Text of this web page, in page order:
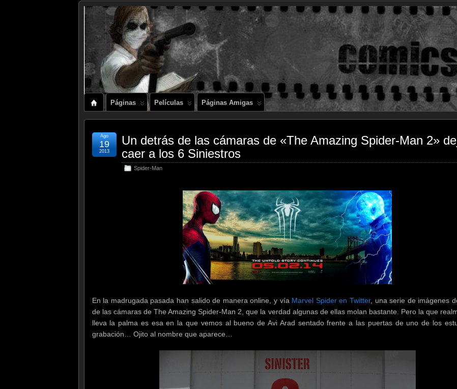
Comics en
Páginas Películas Páginas Amigas
Un detrás de las cámaras de «The Amazing Spider-Man 2»
caer a los 6 Siniestros
Spider-Man
Ago
19
2013
En la madrugada pasada han salido de manera online, y vía Marvel Spider en Twitter, una serie de imágenes
de las cámaras de The Amazing Spider-Man 2, que la verdad algunas de ellas molan bastante. Pero la que
lleva la palma es esa en la que vemos al bueno de Avi Arad sentado frente a las puertas de uno de los
grabación… Ojito al nombre que aparece…